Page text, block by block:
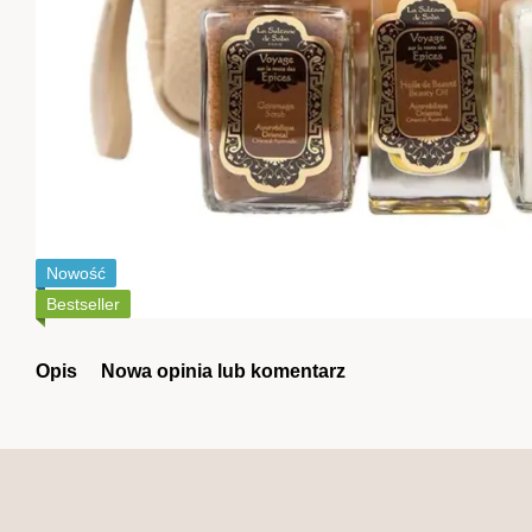
Nowość
Bestseller
Opis Nowa opinia lub komentarz